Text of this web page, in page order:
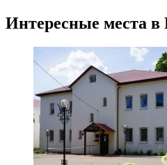
Интересные места в